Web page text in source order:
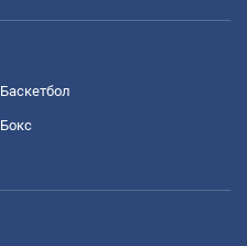
Баскетбол
Бокс